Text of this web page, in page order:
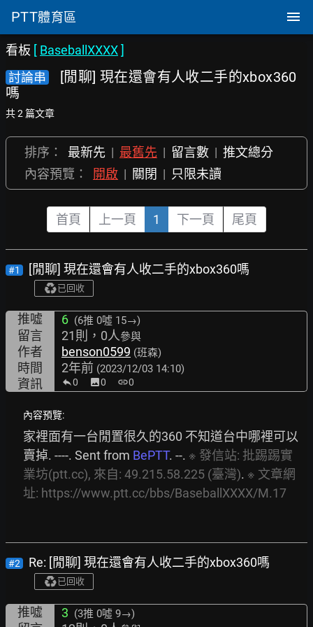
PTT體育區
看板 [ BaseballXXXX]
討論串
[閒聊] 現在還會有人收二手的xbox360
嗎
共 2 篇文章
排序： 最新先 | 最舊先 | 留言數 | 推文總分
內容預覽：
開啟 | 關閉 | 只限未讀
首頁 上一頁 1 下一頁 尾頁
#1 [閒聊] 現在還會有人收二手的xbox360嗎
已回收
推噓 6 (6推 0噓 15→)
留言 21則，0人參與
作者 benson0599 (班森)
時間 2年前 (2023/12/03 14:10)
資訊 0 image0 link0
內容預覽:
家裡面有一台閒置很久的360 不知道台中哪裡可以
賣掉. ----. Sent from BePTT. --. ※ 發信站: 批踢踢實
業坊(ptt.cc), 來自: 49.215.58.225 (臺灣). ※ 文章網
址: https://www.ptt.cc/bbs/BaseballXXXX/M.17
#2 Re: [閒聊] 現在還會有人收二手的xbox360嗎
已回收
推噓 3 (3推 0噓 9→)